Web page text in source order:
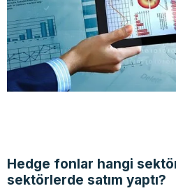
Hedge fonlar hangi
sektörlerde satım yaptı?